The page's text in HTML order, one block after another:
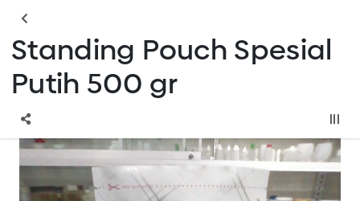
Standing Pouch Spesial
Putih 500 gr